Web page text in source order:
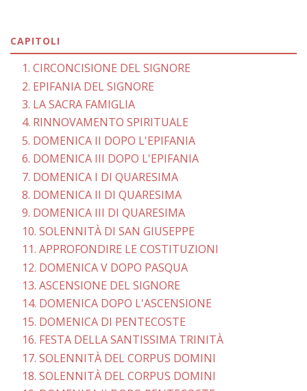
CAPITOLI
1. CIRCONCISIONE DEL SIGNORE
2. EPIFANIA DEL SIGNORE
3. LA SACRA FAMIGLIA
4. RINNOVAMENTO SPIRITUALE
5. DOMENICA II DOPO L'EPIFANIA
6. DOMENICA III DOPO L'EPIFANIA
7. DOMENICA I DI QUARESIMA
8. DOMENICA II DI QUARESIMA
9. DOMENICA III DI QUARESIMA
10. SOLENNITÀ DI SAN GIUSEPPE
11. APPROFONDIRE LE COSTITUZIONI
12. DOMENICA V DOPO PASQUA
13. ASCENSIONE DEL SIGNORE
14. DOMENICA DOPO L'ASCENSIONE
15. DOMENICA DI PENTECOSTE
16. FESTA DELLA SANTISSIMA TRINITÀ
17. SOLENNITÀ DEL CORPUS DOMINI
18. SOLENNITÀ DEL CORPUS DOMINI